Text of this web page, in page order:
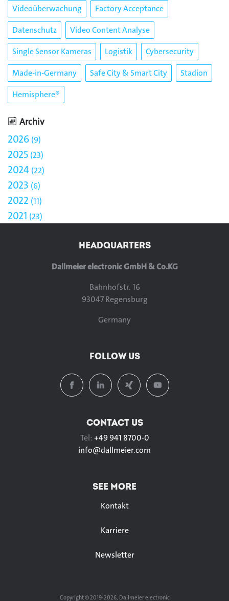
Videoüberwachung
Factory Acceptance
Datenschutz
Video Content Analyse
Single Sensor Kameras
Logistik
Cybersecurity
Made-in-Germany
Safe City & Smart City
Stadion
Hemisphere®
Archiv
2026 9
2025 23
2024 22
2023 6
2022 11
2021 23
HEADQUARTERS
Dallmeier electronic GmbH & Co.KG
Bahnhofstr. 16
93047 Regensburg
Germany
FOLLOW US
CONTACT US
Tel:+49 941 8700-0
info@dallmeier.com
SEE MORE
Kontakt
Karriere
Newsletter
Copyright © 2019-2026, Dallmeier electronic